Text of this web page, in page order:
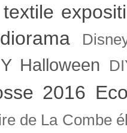
diorama
Halloween
2016
de La Combe